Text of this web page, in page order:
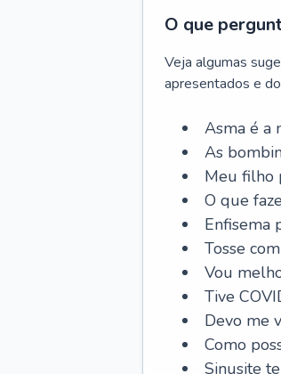
O que
Veja algumas
apresentados e
Asma é a
As
Meu filho
O que
Enfisema
Tosse
Vou
Tive
Devo me
Como
Sinusite